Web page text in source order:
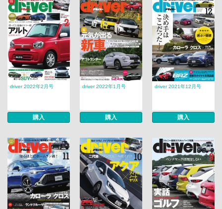
driver 2022年2月号
購入
driver 2022年1月号
購入
driver 2021年12月号
購入